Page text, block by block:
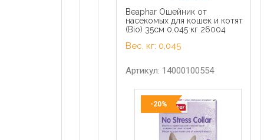
Beaphar Ошейник от
насекомых для кошек и котят
(Bio) 35см 0,045 кг 26004
Вес, кг: 0,045
Артикул: 14000100554
-20%